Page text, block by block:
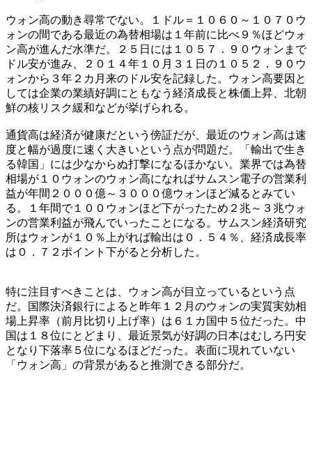
ウォン高の動き尋常でない。１ドル＝１０６０～１０７０ウ
ォンの間である最近の為替相場は１年前に比べ９％ほどウォ
ン高が進んだ水準だ。２５日には１０５７．９０ウォンまで
ドル安が進み、２０１４年１０月３１日の１０５２．９０ウ
ォンから３年２カ月来のドル安を記録した。ウォン高要因と
しては企業の業績好調にともなう経済成長と株価上昇、北朝
鮮の核リスク緩和などが挙げられる。
通貨高は経済が健康だという傍証だが、最近のウォン高は速
度と幅が過度に速く大きいという点が問題だ。「輸出で生き
る韓国」には少なからぬ打撃になるほかない。業界では為替
相場が１０ウォンのウォン高になればサムスン電子の営業利
益が年間２０００億～３０００億ウォンほど減るとみてい
る。１年間で１００ウォンほど下がったため２兆～３兆ウォ
ンの営業利益が飛んでいったことになる。サムスン経済研究
所はウォンが１０％上がれば輸出は０．５４％、経済成長率
は０．７２ポイント下がると分析した。
特に注目すべきことは、ウォン高が目立っているという点
だ。国際決済銀行によると昨年１２月のウォンの実質実効相
場上昇率（前月比切り上げ率）は６１カ国中５位だった。中
国は１８位にとどまり、最近景気が好調の日本はむしろ円安
となり下落率５位になるほどだった。表面に現れていない
「ウォン高」の背景があると推測できる部分だ。